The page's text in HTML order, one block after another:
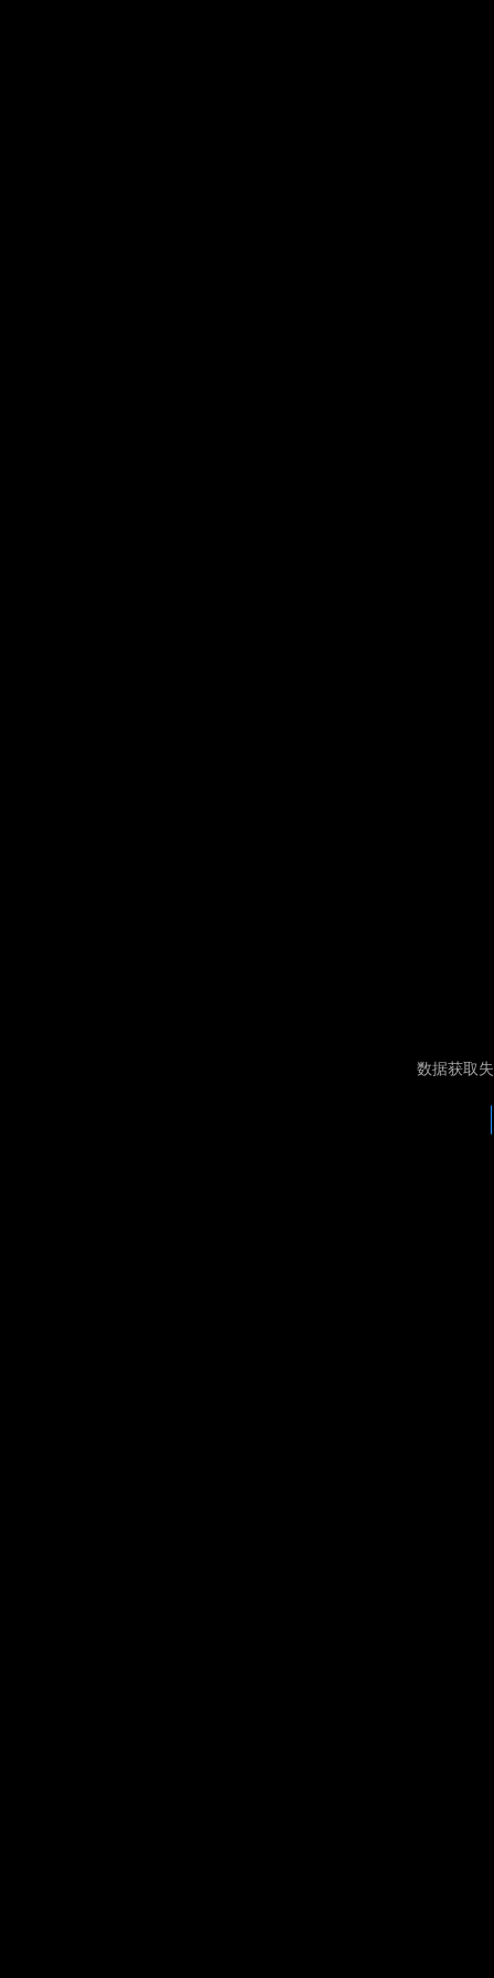
数据获取